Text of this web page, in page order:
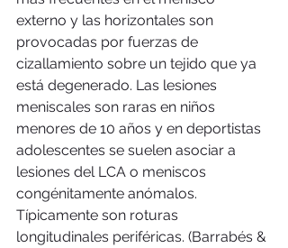
externo y las horizontales son
provocadas por fuerzas de
cizallamiento sobre un tejido que ya
está degenerado. Las lesiones
meniscales son raras en niños
menores de 10 años y en deportistas
adolescentes se suelen asociar a
lesiones del LCA o meniscos
congénitamente anómalos.
Típicamente son roturas
longitudinales periféricas. (Barrabés &